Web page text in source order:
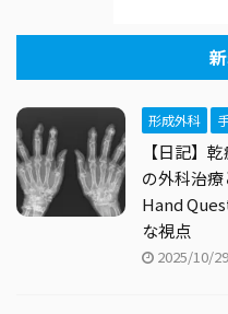
形成外科
【日記】
の外科治
Hand
な視点
2025/10/29